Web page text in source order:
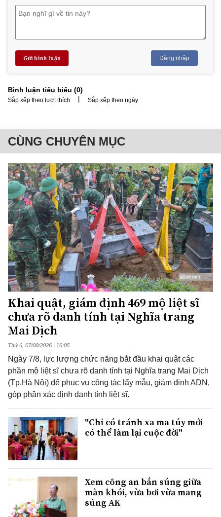
Gửi bình luận Đăng nhập
Bình luận tiêu biểu (0)
Sắp xếp theo lượt thích | Sắp xếp theo ngày
CÙNG CHUYÊN MỤC
Khai quật, giám định 469 mộ liệt sĩ
chưa rõ danh tính tại Nghĩa trang
Mai Dịch
Thứ 6, 07/08/2026 | 16:05
Ngày 7/8, lực lượng chức năng bắt đầu khai quật các
phần mộ liệt sĩ chưa rõ danh tính tại Nghĩa trang Mai Dịch
(Tp.Hà Nội) để phục vụ công tác lấy mẫu, giám định ADN,
góp phần xác định danh tính liệt sĩ.
"Chỉ có tránh xa ma túy mới
có thể làm lại cuộc đời"
Xem công an bắn súng giữa
màn khói, vừa bơi vừa mang
súng AK